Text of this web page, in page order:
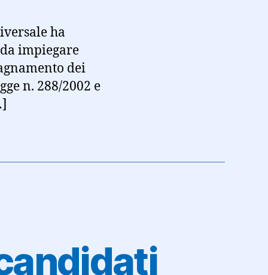
ha
impiegare
dei
n. 288/2002 e